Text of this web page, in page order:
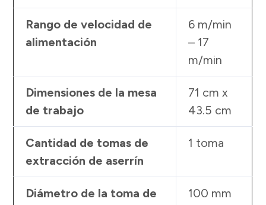
Rango de velocidad de
alimentación
6 m/min
– 17
m/min
Dimensiones de la mesa
de trabajo
71 cm x
43.5 cm
Cantidad de tomas de
extracción de aserrín
1 toma
Diámetro de la toma de
100 mm